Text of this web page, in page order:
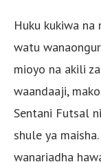
Huku kukiwa
watu
mioyo na akili
waandaaji,
Sentani Futsal
shule ya
wanariadha